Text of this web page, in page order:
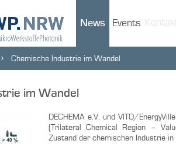
News Events
Chemische Industrie im Wandel
im Wandel
DECHEMA e.V. und VITO/
(Trilateral Chemical Region –
Zustand der chemischen Industrie in